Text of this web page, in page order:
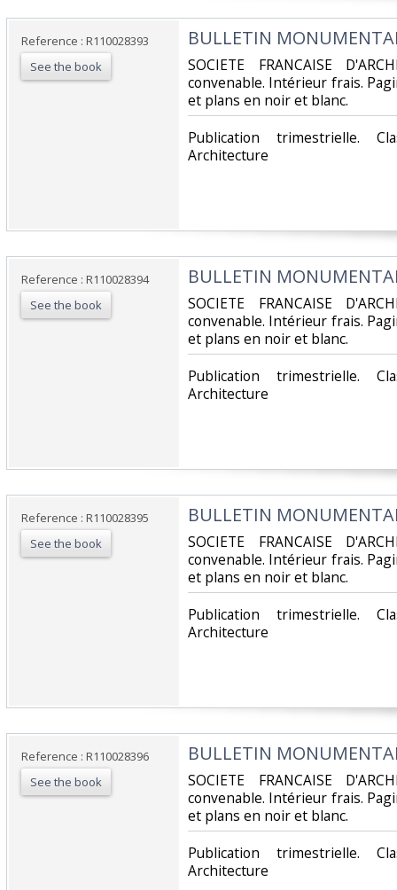
Reference : R110028393
See the book
‎BULLETIN
‎SOCIETE FRANCAISE
convenable. Intérieur frais.
et plans en noir et blanc.‎
‎Publication trimestrielle.
Architecture‎
Reference : R110028394
See the book
‎BULLETIN
‎SOCIETE FRANCAISE
convenable. Intérieur frais.
et plans en noir et blanc.‎
‎Publication trimestrielle.
Architecture‎
Reference : R110028395
See the book
‎BULLETIN
‎SOCIETE FRANCAISE
convenable. Intérieur frais.
et plans en noir et blanc.‎
‎Publication trimestrielle.
Architecture‎
Reference : R110028396
See the book
‎BULLETIN
‎SOCIETE FRANCAISE
convenable. Intérieur frais.
et plans en noir et blanc.‎
‎Publication trimestrielle.
Architecture‎